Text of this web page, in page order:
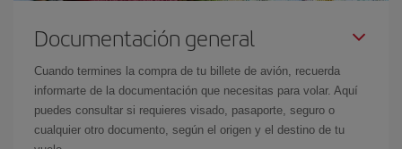
Documentación general
Cuando termines la compra de tu billete de avión, recuerda
informarte de la documentación que necesitas para volar. Aquí
puedes consultar si requieres visado, pasaporte, seguro o
cualquier otro documento, según el origen y el destino de tu